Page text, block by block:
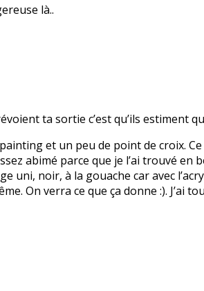
là..
ta sortie c’est qu’ils estiment
et un peu de point de croix.
abimé parce que je l’ai trouvé
uni, noir, à la gouache car avec
On verra ce que ça donne :). J’ai